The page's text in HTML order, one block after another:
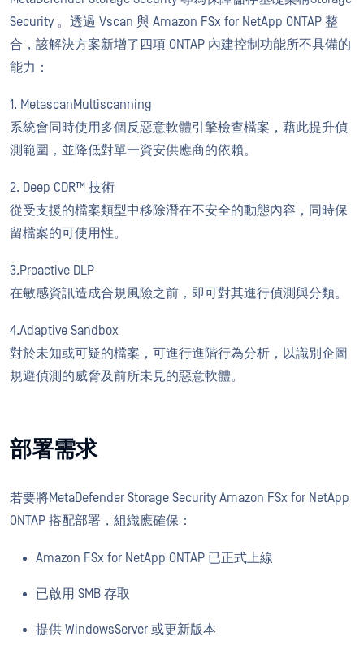
Security 。透過 Vscan 與 Amazon FSx for NetApp ONTAP 整
合，該解決方案新增了四項 ONTAP 內建控制功能所不具備的
能力：
1. MetascanMultiscanning
系統會同時使用多個反惡意軟體引擎檢查檔案，藉此提升偵
測範圍，並降低對單一資安供應商的依賴。
2. Deep CDR™ 技術
從受支援的檔案類型中移除潛在不安全的動態內容，同時保
留檔案的可使用性。
3.Proactive DLP
在敏感資訊造成合規風險之前，即可對其進行偵測與分類。
4.Adaptive Sandbox
對於未知或可疑的檔案，可進行進階行為分析，以識別企圖
規避偵測的威脅及前所未見的惡意軟體。
部署需求
若要將MetaDefender Storage Security Amazon FSx for NetApp
ONTAP 搭配部署，組織應確保：
Amazon FSx for NetApp ONTAP 已正式上線
已啟用 SMB 存取
提供 WindowsServer 或更新版本